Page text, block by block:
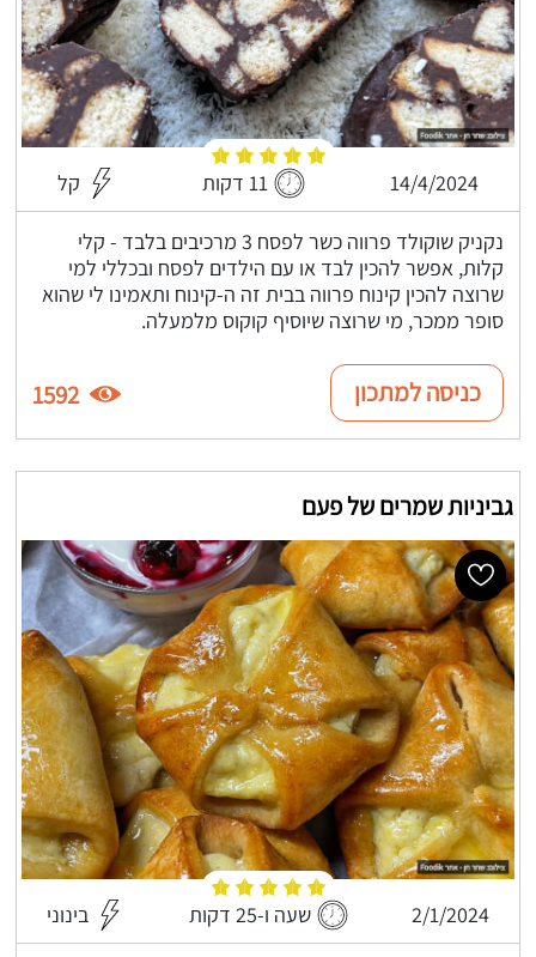
14/4/2024 11 דקות קל
נקניק שוקולד פרווה כשר לפסח 3 מרכיבים בלבד - קלי
קלות, אפשר להכין לבד או עם הילדים לפסח ובכללי למי
שרוצה להכין קינוח פרווה בבית זה ה-קינוח ותאמינו לי שהוא
סופר ממכר, מי שרוצה שיוסיף קוקוס מלמעלה.
כניסה למתכון 1592
גביניות שמרים של פעם
2/1/2024 שעה ו-25 דקות בינוני